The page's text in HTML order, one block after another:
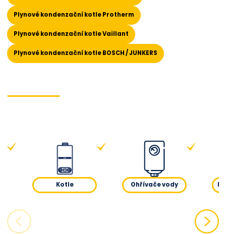
Plynové kondenzační kotle Protherm
Plynové kondenzační kotle Vaillant
Plynové kondenzační kotle BOSCH / JUNKERS
Kotle Ohřívače vody